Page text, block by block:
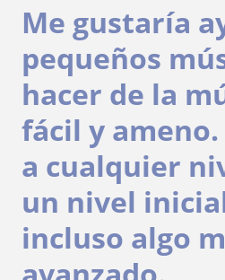
Me gustaría
pequeños
hacer de la
fácil y
a cualquier
un nivel
incluso algo